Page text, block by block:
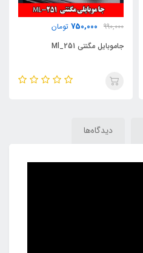
990,000
750,000 تومان
جاموبایل مگنتی Ml_251
دیدگاه‌ها